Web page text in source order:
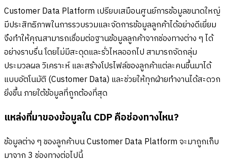
Customer Data Platform เปรียบเสมือนศูนย์การข้อมูลขนาดใหญ่
มีประสิทธิภาพในการรวบรวมและจัดการข้อมูลลูกค้าได้อย่างดีเยี่ยม
จึงทำให้คุณสามารถเชื่อมต่อฐานข้อมูลลูกค้าจากช่องทางต่าง ๆ ได้
อย่างราบรื่น โดยไม่มีสะดุดและรั่วไหลออกไป สามารถจัดกลุ่ม
ประมวลผล วิเคราะห์ และสร้างโปรไฟล์ของลูกค้าแต่ละคนขึ้นมาได้
แบบอัตโนมัติ (Customer Data) และช่วยให้ทุกฝ่ายทำงานได้สะดวก
ยิ่งขึ้น ภายใต้ข้อมูลที่ถูกต้องที่สุด
แหล่งที่มาของข้อมูลใน CDP คือช่องทางไหน?
ข้อมูลต่าง ๆ ของลูกค้าบน Customer Data Platform จะมาถูกเก็บ
มาจาก 3 ช่องทางต่อไปนี้